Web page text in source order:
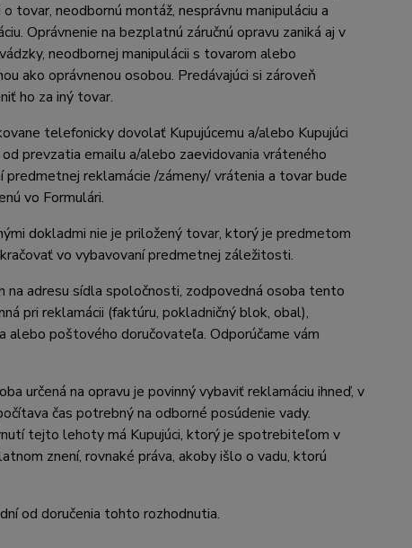
tovar, neodbornú montáž, nesprávnu manipuláciu a
Oprávnenie na bezplatnú záručnú opravu zaniká aj v
neodbornej manipulácii s tovarom alebo
ako oprávnenou osobou. Predávajúci si zároveň
ho za iný tovar.
telefonicky dovolať Kupujúcemu a/alebo Kupujúci
prevzatia emailu a/alebo zaevidovania vráteného
reklamácie /zámeny/ vrátenia a tovar bude
vo Formulári.
dokladmi nie je priložený tovar, ktorý je predmetom
vo vybavovaní predmetnej záležitosti.
adresu sídla spoločnosti, zodpovedná osoba tento
pri reklamácii (faktúru, pokladničný blok, obal),
alebo poštového doručovateľa. Odporúčame vám
určená na opravu je povinný vybaviť reklamáciu ihneď, v
čas potrebný na odborné posúdenie vady.
tejto lehoty má Kupujúci, ktorý je spotrebiteľom v
znení, rovnaké práva, akoby išlo o vadu, ktorú
od doručenia tohto rozhodnutia.